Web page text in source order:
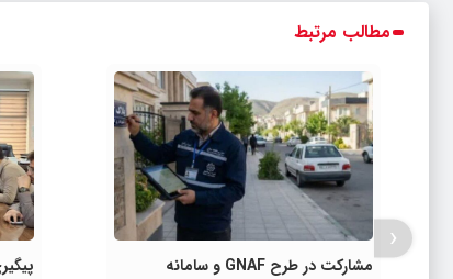
مطالب مرتبط
مشارکت در طرح GNAF و سامانه
‹